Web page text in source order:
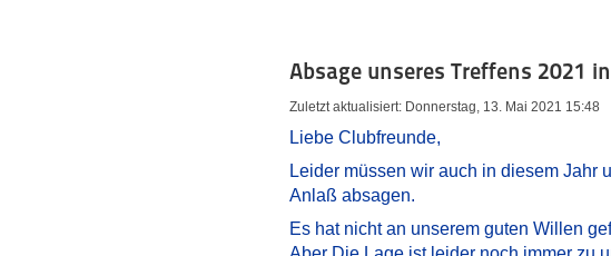
Absage unseres Treffens 2021
Zuletzt aktualisiert: Donnerstag, 13. Mai 2021 15:48
Liebe Clubfreunde,
Leider müssen wir auch in diesem Jahr
Anlaß absagen.
Es hat nicht an unserem guten Willen